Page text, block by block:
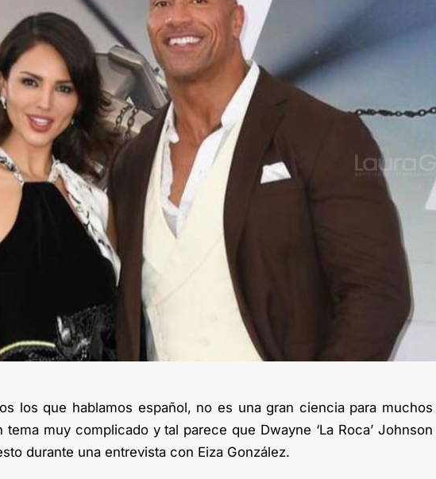
los que hablamos español, no es una gran ciencia para muchos
tema muy complicado y tal parece que Dwayne ‘La Roca’ Johnson
durante una entrevista con Eiza González.